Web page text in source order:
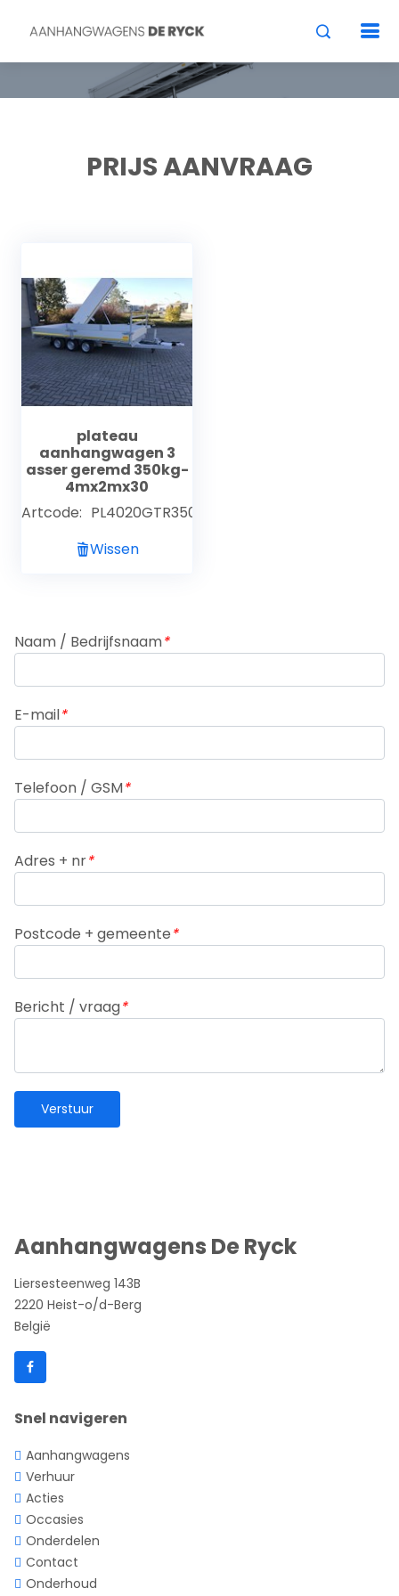
PRIJS AANVRAAG
plateau
aanhangwagen 3
asser geremd 350kg-
4mx2mx30
Artcode: PL4020GTR350AL30VLH63
Wissen
Naam / Bedrijfsnaam*
E-mail*
Telefoon / GSM*
Adres + nr*
Postcode + gemeente*
Bericht / vraag*
Aanhangwagens De Ryck
Liersesteenweg 143B
2220 Heist-o/d-Berg
België
Snel navigeren
Aanhangwagens
Verhuur
Acties
Occasies
Onderdelen
Contact
Onderhoud